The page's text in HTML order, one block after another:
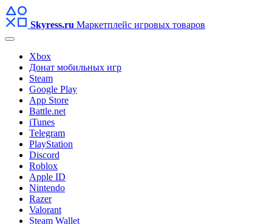
Skyress.ru Маркетплейс игровых товаров
Xbox
Донат мобильных игр
Steam
Google Play
App Store
Battle.net
iTunes
Telegram
PlayStation
Discord
Roblox
Apple ID
Nintendo
Razer
Valorant
Steam Wallet